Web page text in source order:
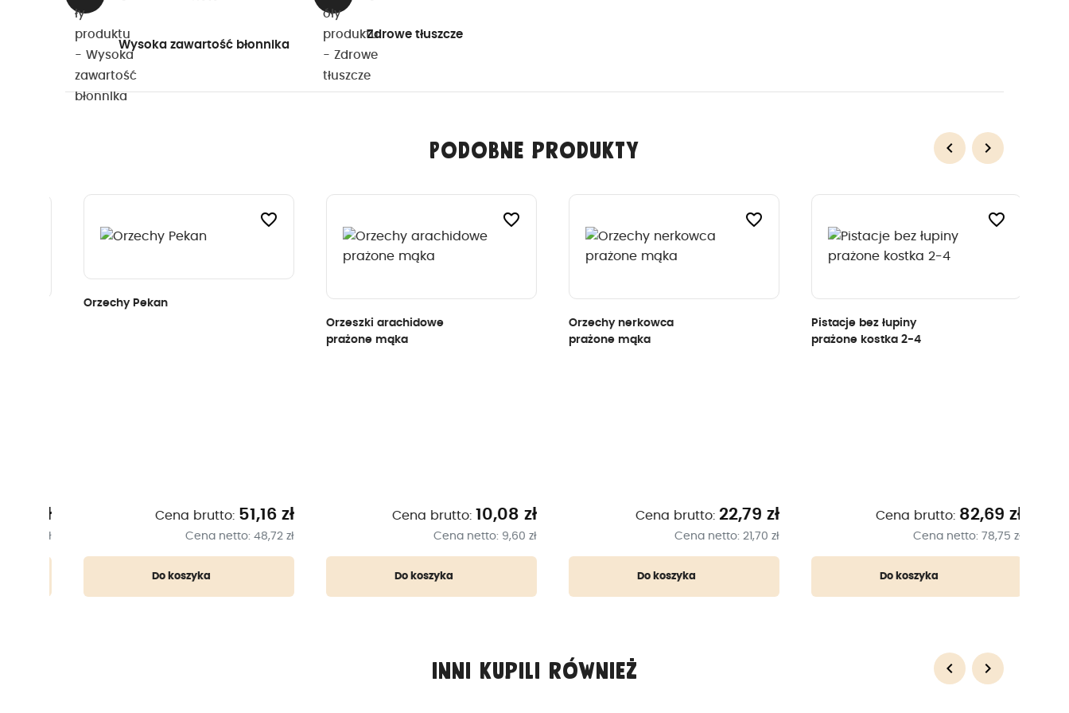
Wysoka zawartość błonnika
Zdrowe tłuszcze
Podobne produkty Poprzedni
keyboard_arrow_left Następny
keyboard_arrow_right
Orzechy Pekan
Cena brutto: 51,16 zł
Cena netto: 48,72 zł
Do koszyka
Orzeszki arachidowe
prażone mąka
Cena brutto: 10,08 zł
Cena netto: 9,60 zł
Do koszyka
Orzechy nerkowca
prażone mąka
Cena brutto: 22,79 zł
Cena netto: 21,70 zł
Do koszyka
Pistacje bez łupiny
prażone kostka 2-4
Cena brutto: 82,69 zł
Cena netto: 78,75 zł
Do koszyka
Inni kupili również Poprzedni
keyboard_arrow_left Następny
keyboard_arrow_right